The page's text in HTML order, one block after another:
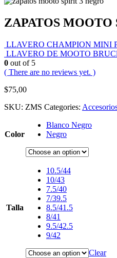
ZAPATOS MOOTO
LLAVERO CHAMPION MINI
LLAVERO DE MOOTO
0 out of 5
( There are no reviews yet. )
$75,00
SKU: ZMS Categories:
Color
Blanco Negro
Negro
Talla
10.5/44
10/43
7.5/40
7/39.5
8.5/41.5
8/41
9.5/42.5
9/42
Clear